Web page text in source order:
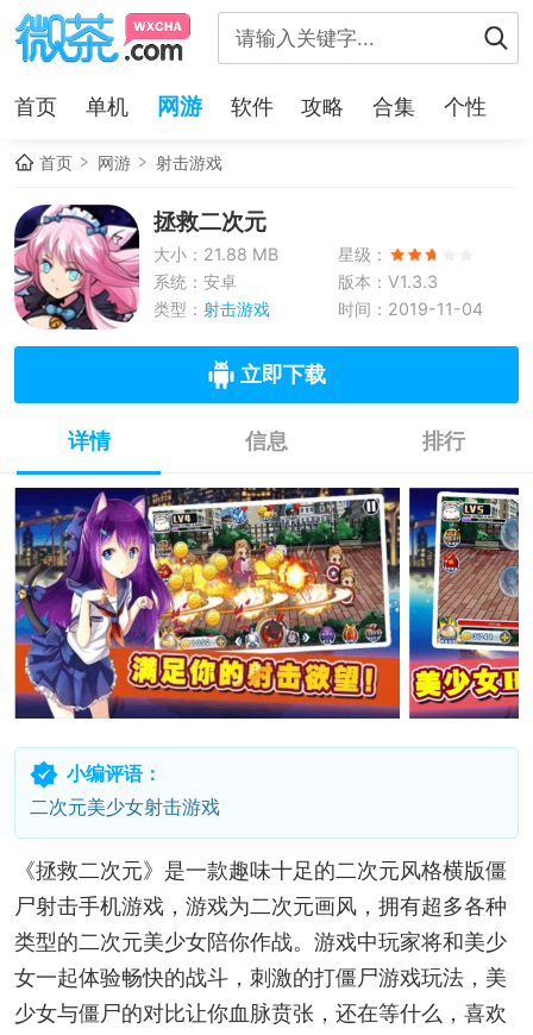
首页 单机 网游 软件 攻略 合集 个性
首页 网游 射击游戏
拯救二次元
大小：21.88 MB
星级：
系统：安卓
版本：V1.3.3
类型： 射击游戏 时间：2019-11-04
立即下载
详情 信息 排行
小编评语：
二次元美少女射击游戏
《拯救二次元》是一款趣味十足的二次元风格横版僵
尸射击手机游戏，游戏为二次元画风，拥有超多各种
类型的二次元美少女陪你作战。游戏中玩家将和美少
女一起体验畅快的战斗，刺激的打僵尸游戏玩法，美
少女与僵尸的对比让你血脉贲张，还在等什么，喜欢